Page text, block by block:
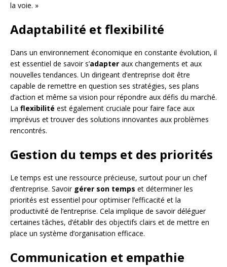
la voie. »
Adaptabilité et flexibilité
Dans un environnement économique en constante évolution, il
est essentiel de savoir s’adapter aux changements et aux
nouvelles tendances. Un dirigeant d’entreprise doit être
capable de remettre en question ses stratégies, ses plans
d’action et même sa vision pour répondre aux défis du marché.
La flexibilité est également cruciale pour faire face aux
imprévus et trouver des solutions innovantes aux problèmes
rencontrés.
Gestion du temps et des priorités
Le temps est une ressource précieuse, surtout pour un chef
d’entreprise. Savoir gérer son temps et déterminer les
priorités est essentiel pour optimiser l’efficacité et la
productivité de l’entreprise. Cela implique de savoir déléguer
certaines tâches, d’établir des objectifs clairs et de mettre en
place un système d’organisation efficace.
Communication et empathie